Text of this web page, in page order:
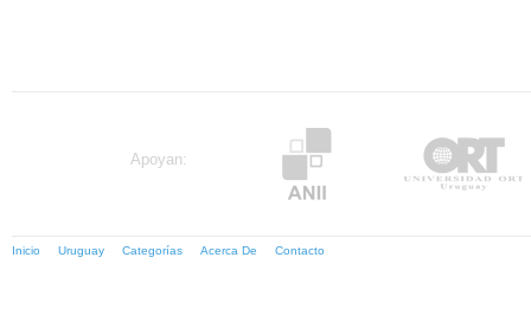
Apoyan:
Inicio Uruguay Categorías Acerca De Contacto